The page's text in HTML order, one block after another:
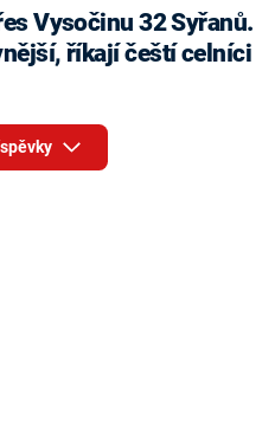
říkají čeští celníci